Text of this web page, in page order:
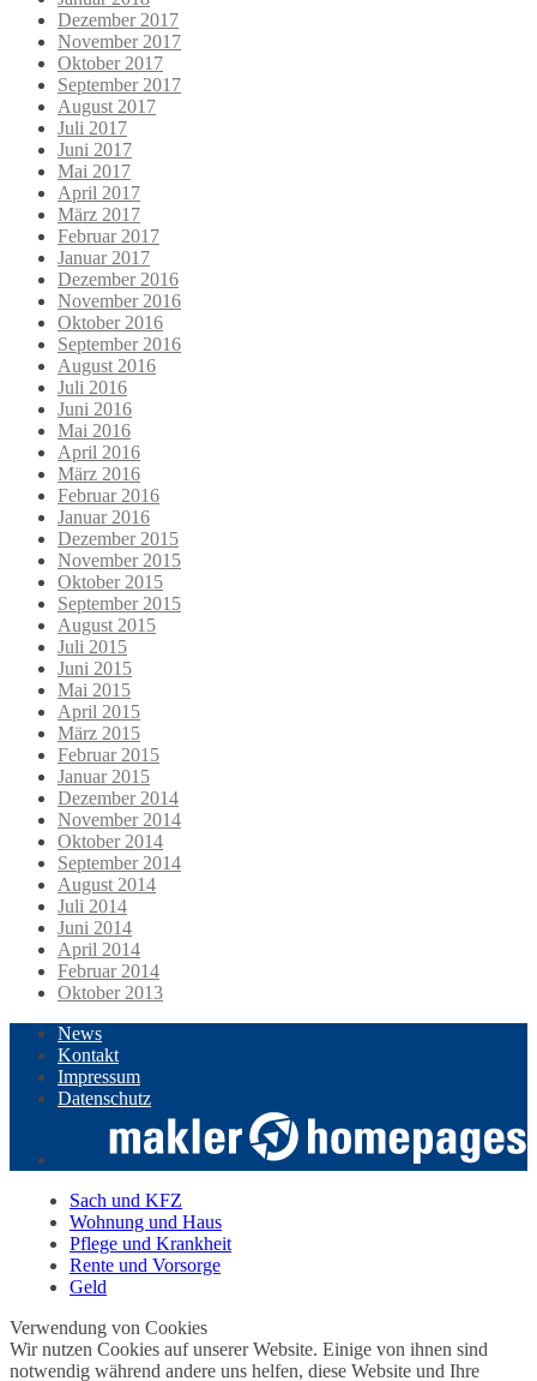
Dezember 2017
November 2017
Oktober 2017
September 2017
August 2017
Juli 2017
Juni 2017
Mai 2017
April 2017
März 2017
Februar 2017
Januar 2017
Dezember 2016
November 2016
Oktober 2016
September 2016
August 2016
Juli 2016
Juni 2016
Mai 2016
April 2016
März 2016
Februar 2016
Januar 2016
Dezember 2015
November 2015
Oktober 2015
September 2015
August 2015
Juli 2015
Juni 2015
Mai 2015
April 2015
März 2015
Februar 2015
Januar 2015
Dezember 2014
November 2014
Oktober 2014
September 2014
August 2014
Juli 2014
Juni 2014
April 2014
Februar 2014
Oktober 2013
News
Kontakt
Impressum
Datenschutz
Sach und KFZ
Wohnung und Haus
Pflege und Krankheit
Rente und Vorsorge
Geld
Verwendung von Cookies
Wir nutzen Cookies auf unserer Website. Einige von ihnen sind
notwendig während andere uns helfen, diese Website und Ihre